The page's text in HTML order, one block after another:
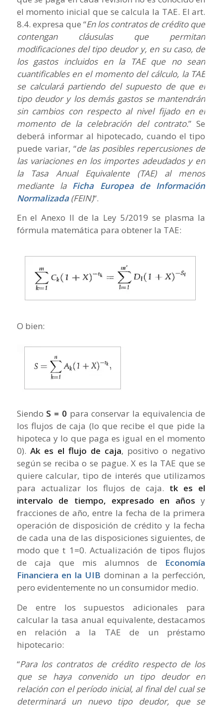
el momento inicial que se calcula la TAE. El art.
8.4. expresa que “En los contratos de crédito que
contengan cláusulas que permitan
modificaciones del tipo deudor y, en su caso, de
los gastos incluidos en la TAE que no sean
cuantificables en el momento del cálculo, la TAE
se calculará partiendo del supuesto de que el
tipo deudor y los demás gastos se mantendrán
sin cambios con respecto al nivel fijado en el
momento de la celebración del contrato.” Se
deberá informar al hipotecado, cuando el tipo
puede variar, “de las posibles repercusiones de
las variaciones en los importes adeudados y en
la Tasa Anual Equivalente (TAE) al menos
mediante la Ficha Europea de Información
Normalizada(FEIN)“.
En el Anexo II de la Ley 5/2019 se plasma la
fórmula matemática para obtener la TAE:
O bien:
Siendo S = 0 para conservar la equivalencia de
los flujos de caja (lo que recibe el que pide la
hipoteca y lo que paga es igual en el momento
0). Ak es el flujo de caja, positivo o negativo
según se reciba o se pague. X es la TAE que se
quiere calcular, tipo de interés que utilizamos
para actualizar los flujos de caja. tk es el
intervalo de tiempo, expresado en años y
fracciones de año, entre la fecha de la primera
operación de disposición de crédito y la fecha
de cada una de las disposiciones siguientes, de
modo que t 1=0. Actualización de tipos flujos
de caja que mis alumnos de Economía
Financiera en la UIB dominan a la perfección,
pero evidentemente no un consumidor medio.
De entre los supuestos adicionales para
calcular la tasa anual equivalente, destacamos
en relación a la TAE de un préstamo
hipotecario:
“Para los contratos de crédito respecto de los
que se haya convenido un tipo deudor en
relación con el período inicial, al final del cual se
determinará un nuevo tipo deudor, que se